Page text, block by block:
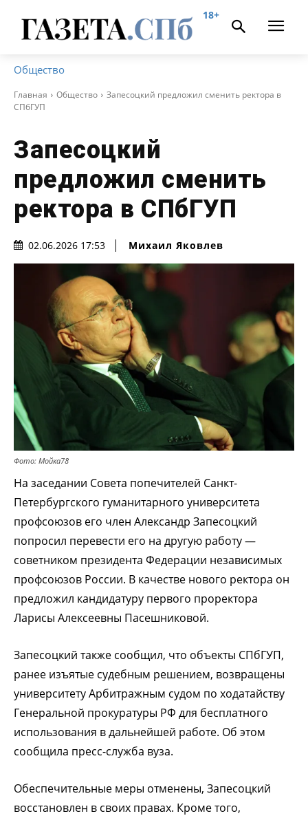
18+
Общество
Главная Общество
Запесоцкий предложил сменить ректора в
СПбГУП
Запесоцкий
предложил сменить
ректора в СПбГУП
02.06.2026 17:53 Михаил Яковлев
Фото: Мойка78
На заседании Совета попечителей Санкт-
Петербургского гуманитарного университета
профсоюзов его член Александр Запесоцкий
попросил перевести его на другую работу —
советником президента Федерации независимых
профсоюзов России. В качестве нового ректора он
предложил кандидатуру первого проректора
Ларисы Алексеевны Пасешниковой.
Запесоцкий также сообщил, что объекты СПбГУП,
ранее изъятые судебным решением, возвращены
университету Арбитражным судом по ходатайству
Генеральной прокуратуры РФ для бесплатного
использования в дальнейшей работе. Об этом
сообщила пресс-служба вуза.
Обеспечительные меры отменены, Запесоцкий
восстановлен в своих правах. Кроме того,